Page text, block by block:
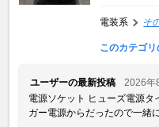
電装系 そ
このカテゴ
ユーザーの最新投稿
2026年
電源ソケット ヒューズ電源
ガー電源からだったので一緒